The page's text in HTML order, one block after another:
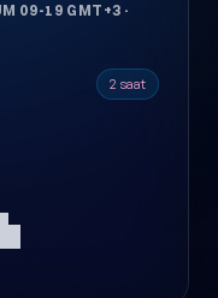
09-19 GMT+3 ·
2 saat